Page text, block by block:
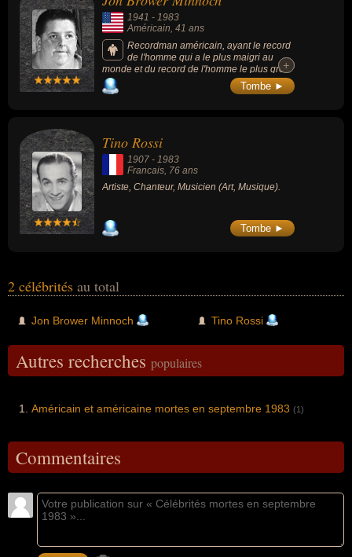
1941 - 1983
Américain, 41 ans
Recordman américain, ayant le record
de l'homme qui a le plus maigri au
monde et du record de l'homme le plus gros
de l'histoire. Il a perdu 419 kg en 2 ans entre
son poids le plus élevé (évalué alors à 635
+
+
Tombe ►
Tino Rossi
1907 - 1983
Francais , 76 ans
Artiste, Chanteur, Musicien (Art, Musique).
Tombe ►
2 célébrités au total
Jon Brower Minnoch Tino Rossi
Autres recherches populaires
Américain et américaine mortes en septembre 1983 (1)
Commentaires